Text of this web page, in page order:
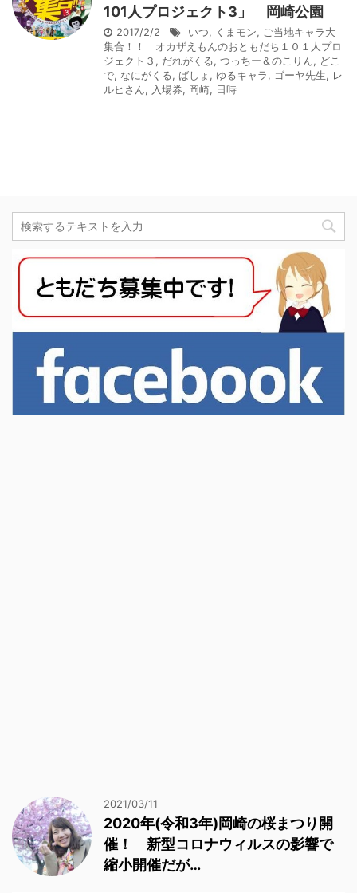
101人プロジェクト3」 岡崎公園
2017/2/2 いつ, くまモン, ご当地キャラ大
集合！！ オカザえもんのおともだち１０１人プロ
ジェクト３ , だれがくる, つっちー＆のこりん, どこ
で, なにがくる, ばしょ , ゆるキャラ, ゴーヤ先生, レ
ルヒさん, 入場券, 岡崎, 日時
2021/03/11
2020年(令和3年)岡崎の桜まつり開
催！ 新型コロナウィルスの影響で
縮小開催だが…